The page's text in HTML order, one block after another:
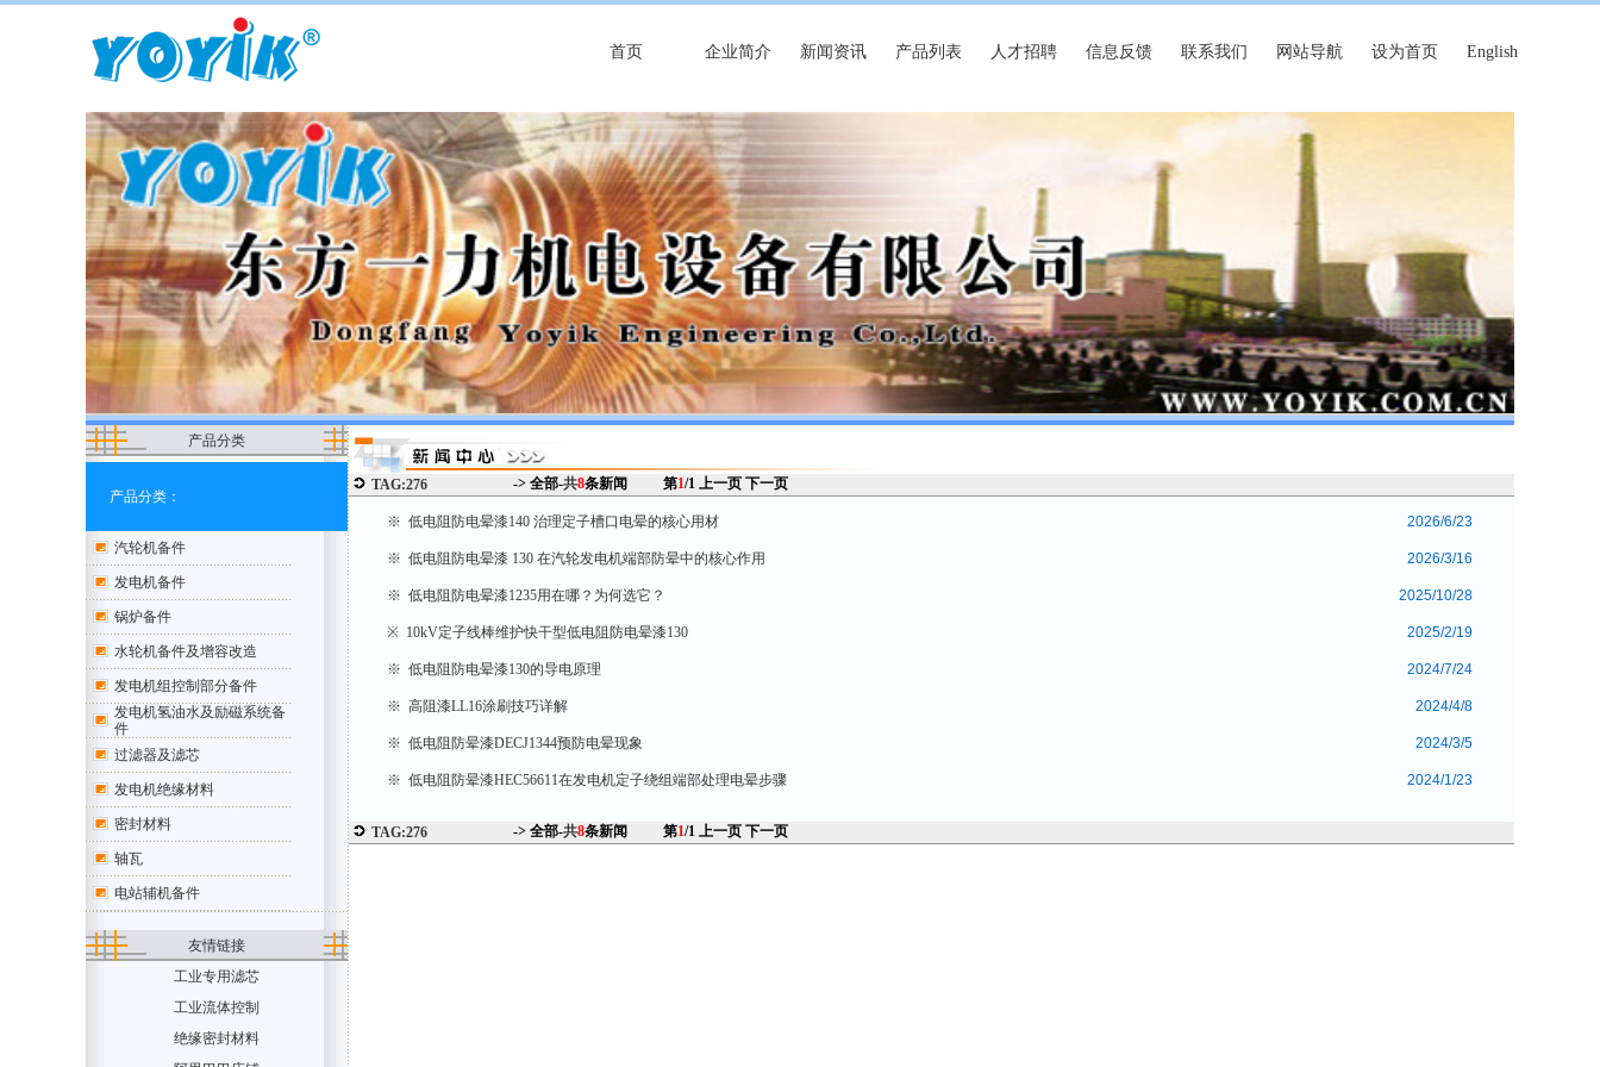
首页 企业简介 新闻资讯 产品列表 人才招聘 信息反馈 联系我们 网站导航 设为首页 English
产品分类
产品分类：
汽轮机备件
发电机备件
锅炉备件
水轮机备件及增容改造
发电机组控制部分备件
发电机氢油水及励磁系统备
件
过滤器及滤芯
发电机绝缘材料
密封材料
轴瓦
电站辅机备件
友情链接
工业专用滤芯
工业流体控制
绝缘密封材料
TAG:276 -> 全部-共8条新闻 第1/1 上一页 下一页
※ 低电阻防电晕漆140 治理定子槽口电晕的核心用材 2026/6/23
※ 低电阻防电晕漆 130 在汽轮发电机端部防晕中的核心作用 2026/3/16
※ 低电阻防电晕漆1235用在哪？为何选它？ 2025/10/28
※ 10kV定子线棒维护快干型低电阻防电晕漆130 2025/2/19
※ 低电阻防电晕漆130的导电原理 2024/7/24
※ 高阻漆LL16涂刷技巧详解 2024/4/8
※ 低电阻防晕漆DECJ1344预防电晕现象 2024/3/5
※ 低电阻防晕漆HEC56611在发电机定子绕组端部处理电晕步骤 2024/1/23
TAG:276 -> 全部-共8条新闻 第1/1 上一页 下一页